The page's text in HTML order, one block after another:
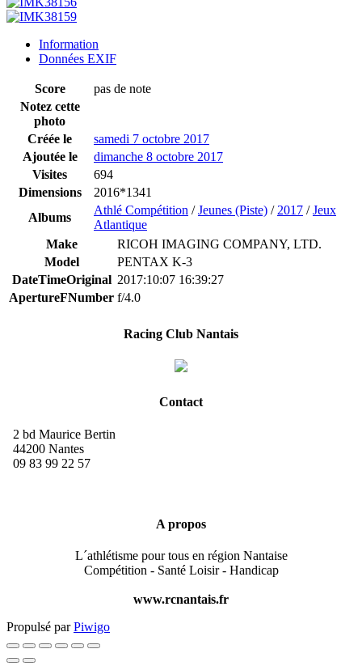
Information
Données EXIF
Score
pas de note
Notez cette
photo
Créée le
samedi 7 octobre 2017
Ajoutée le
dimanche 8 octobre 2017
Visites
694
Dimensions
2016*1341
Albums
Athlé Compétition /Jeunes (Piste) / 2017 /Jeux
Atlantique
Make
RICOH IMAGING COMPANY, LTD.
Model
PENTAX K-3
DateTimeOriginal 2017:10:07 16:39:27
ApertureFNumber f/4.0
Racing Club Nantais
Contact
2 bd Maurice Bertin
44200 Nantes
09 83 99 22 57
A propos
L´athlétisme pour tous en région Nantaise
Compétition - Santé Loisir - Handicap
www.rcnantais.fr
Propulsé parPiwigo